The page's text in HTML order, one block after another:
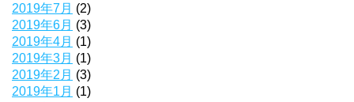
2019年7月 (2)
2019年6月 (3)
2019年4月 (1)
2019年3月 (1)
2019年2月 (3)
2019年1月 (1)